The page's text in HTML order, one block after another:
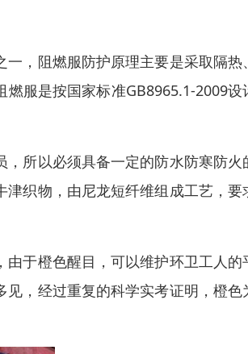
，阻燃服防护原理主要是采取隔
服是按国家标准GB8965.1-2009
所以必须具备一定的防水防寒防
织物，由尼龙短纤维组成工艺，
于橙色醒目，可以维护环卫工人
，经过重复的科学实考证明，橙